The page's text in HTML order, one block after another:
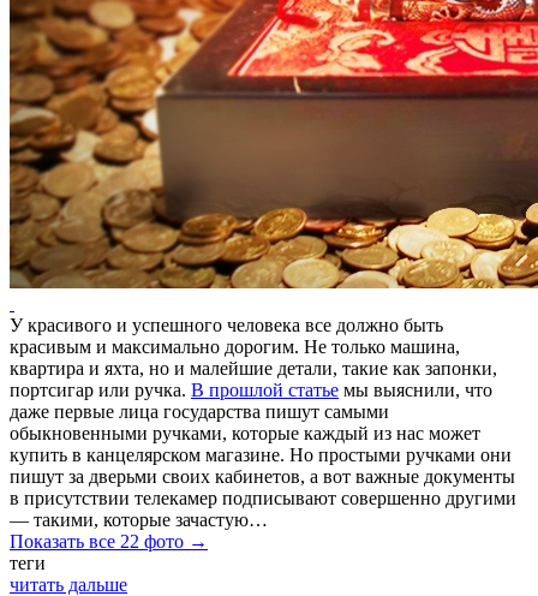
У красивого и успешного человека все должно быть
красивым и максимально дорогим. Не только машина,
квартира и яхта, но и малейшие детали, такие как запонки,
портсигар или ручка. В прошлой статье мы выяснили, что
даже первые лица государства пишут самыми
обыкновенными ручками, которые каждый из нас может
купить в канцелярском магазине. Но простыми ручками они
пишут за дверьми своих кабинетов, а вот важные документы
в присутствии телекамер подписывают совершенно другими
— такими, которые зачастую…
Показать все 22 фото →
теги
читать дальше